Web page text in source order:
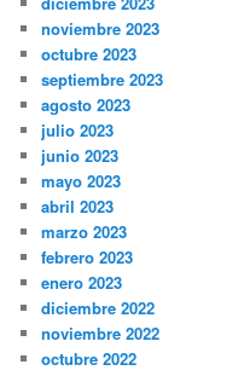
noviembre 2023
octubre 2023
septiembre 2023
agosto 2023
julio 2023
junio 2023
mayo 2023
abril 2023
marzo 2023
febrero 2023
enero 2023
diciembre 2022
noviembre 2022
octubre 2022